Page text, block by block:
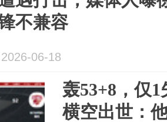
不兼容
06-18
轰53+8，仅
横空出世：